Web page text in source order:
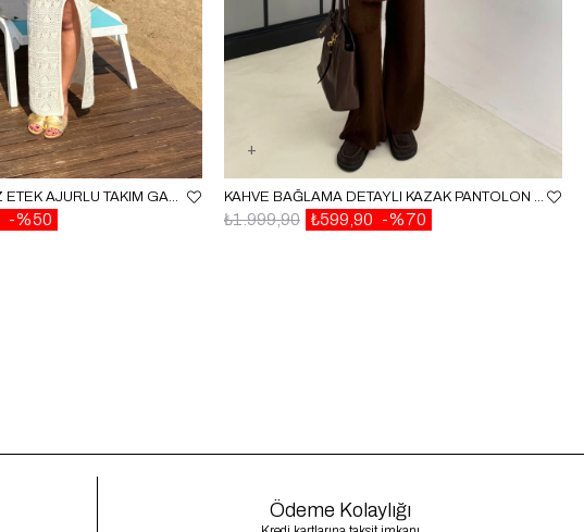
EKRU TEK KOL BLUZ ETEK AJURLU TAKIM GAUS00657
%50
KAHVE BAĞLAMA DETAYLI KAZAK PANTOLON İKILI TRIKO TAKIM GAUS-00526
%70
₺599,90
₺1.999,90
Ödeme Kolaylığı